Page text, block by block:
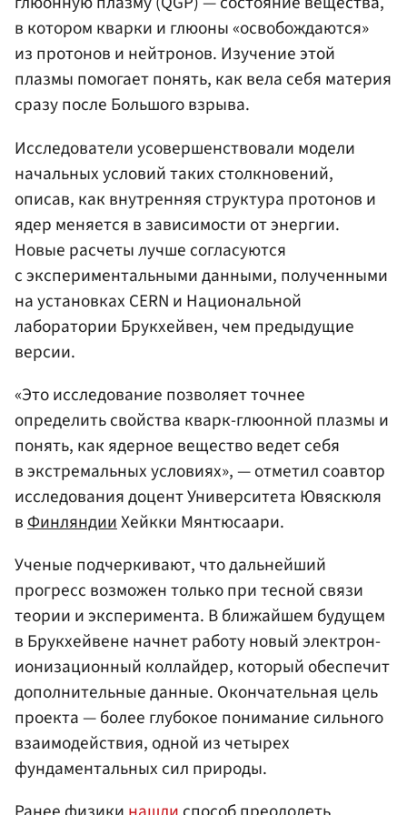
в котором кварки и глюоны «освобождаются»
из протонов и нейтронов. Изучение этой
плазмы помогает понять, как вела себя материя
сразу после Большого взрыва.
Исследователи усовершенствовали модели
начальных условий таких столкновений,
описав, как внутренняя структура протонов и
ядер меняется в зависимости от энергии.
Новые расчеты лучше согласуются
с экспериментальными данными, полученными
на установках CERN и Национальной
лаборатории Брукхейвен, чем предыдущие
версии.
«Это исследование позволяет точнее
определить свойства кварк-глюонной плазмы и
понять, как ядерное вещество ведет себя
в экстремальных условиях», — отметил соавтор
исследования доцент Университета Ювяскюля
вФинляндииХейкки Мянтюсаари.
Ученые подчеркивают, что дальнейший
прогресс возможен только при тесной связи
теории и эксперимента. В ближайшем будущем
в Брукхейвене начнет работу новый электрон-
ионизационный коллайдер, который обеспечит
дополнительные данные. Окончательная цель
проекта — более глубокое понимание сильного
взаимодействия, одной из четырех
фундаментальных сил природы.